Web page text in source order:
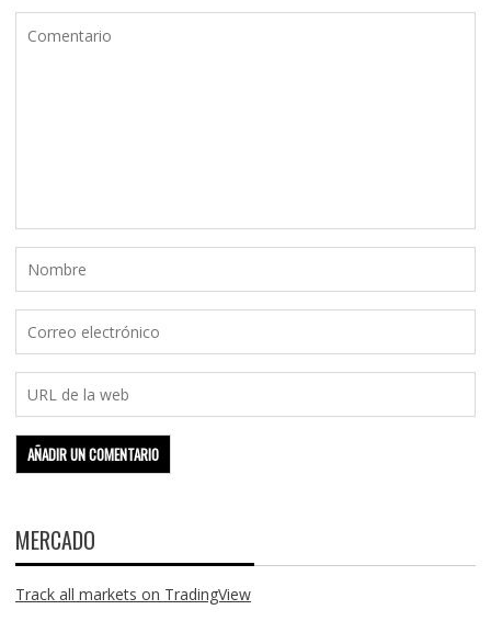
MERCADO
Track all markets on TradingView